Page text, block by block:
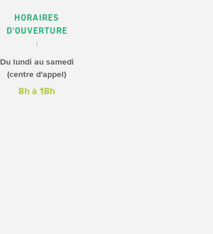
HORAIRES
D'OUVERTURE
Du lundi au samedi
(centre d'appel)
8h à 18h